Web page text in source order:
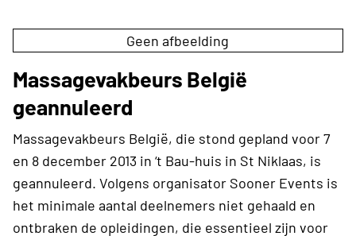
Geen afbeelding
Massagevakbeurs België
geannuleerd
Massagevakbeurs België, die stond gepland voor 7
en 8 december 2013 in ‘t Bau-huis in St Niklaas, is
geannuleerd. Volgens organisator Sooner Events is
het minimale aantal deelnemers niet gehaald en
ontbraken de opleidingen, die essentieel zijn voor